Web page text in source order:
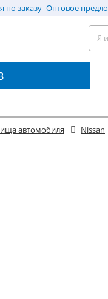
по заказу Оптовое
автомобиля Nissan